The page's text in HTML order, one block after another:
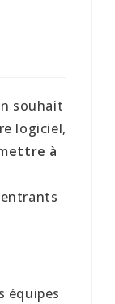
souhait
logiciel,
à
équipes